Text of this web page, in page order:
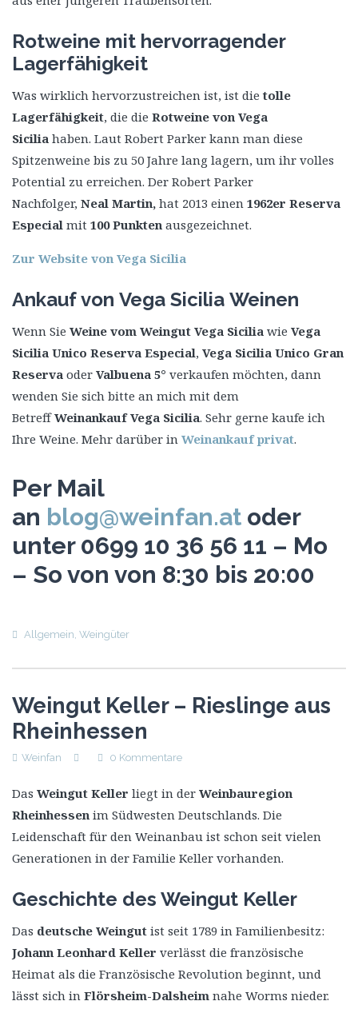
Rotweine mit hervorragender
Lagerfähigkeit
Was wirklich hervorzustreichen ist, ist dietolle
Lagerfähigkeit, die die Rotweine von Vega
Sicilia haben. Laut Robert Parker kann man diese
Spitzenweine bis zu 50 Jahre lang lagern, um ihr volles
Potential zu erreichen. Der Robert Parker
Nachfolger, Neal Martin, hat 2013 einen 1962er Reserva
Especial mit 100 Punkten ausgezeichnet.
Zur Website von Vega Sicilia
Ankauf von Vega Sicilia Weinen
Wenn Sie Weine vom Weingut Vega Sicilia wie Vega
Sicilia Unico Reserva Especial, Vega Sicilia Unico Gran
Reserva oder Valbuena 5° verkaufen möchten, dann
wenden Sie sich bitte an mich mit dem
BetreffWeinankauf Vega Sicilia. Sehr gerne kaufe ich
Ihre Weine. Mehr darüber in Weinankauf privat.
Per Mail
an blog@weinfan.at oder
unter 0699 10 36 56 11 – Mo
– So von von 8:30 bis 20:00
Allgemein, Weingüter
Weingut Keller – Rieslinge aus
Rheinhessen
Weinfan 0 Kommentare
Das Weingut Keller liegt in der Weinbauregion
Rheinhessen im Südwesten Deutschlands. Die
Leidenschaft für den Weinanbau ist schon seit vielen
Generationen in der Familie Keller vorhanden.
Geschichte des Weingut Keller
Das deutsche Weingut ist seit 1789 in Familienbesitz:
Johann Leonhard Keller verlässt die französische
Heimat als die Französische Revolution beginnt, und
lässt sich in Flörsheim-Dalsheim nahe Worms nieder.